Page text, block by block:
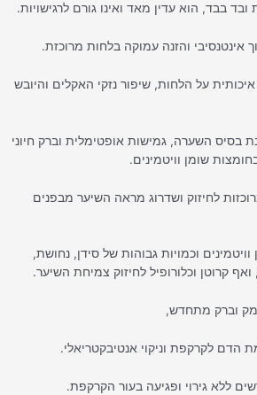
ובד בבד, הוא עדין מאד ואינו גורם לרגישויות.
אינטנסיבי והזנה עמוקה בלחות מרוכזת.
על הלחות, שיפור נזקי האקלים והיובש
בסיס השערה, גמישות אופטימלית וברק חיוני
שומן וויטמינים.
לחיזוק ושדרוג מראה השיער מבפנים
וכמויות גבוהות של סידן, נחושת,
קרוטן וכלורופיל לחיזוק צמיחת השיער.
וברק מתחדש,
הדם לקרקפת וניקוי אנטיבקטריאלי.
ללא גירוי ופגיעה בעור הקרקפת.